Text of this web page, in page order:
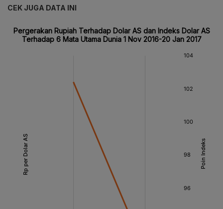
CEK JUGA DATA INI